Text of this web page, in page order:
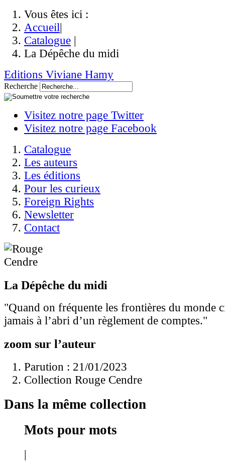
Vous êtes ici :
Accueil|
Catalogue |
La Dépêche du midi
Editions Viviane Hamy
Recherche
Visitez notre page Twitter
Visitez notre page Facebook
Catalogue
Les auteurs
Les éditions
Pour les curieux
Foreign Rights
Newsletter
Contact
La Dépêche du midi
"Quand on fréquente les frontières du monde
jamais à l’abri d’un règlement de comptes."
zoom sur l’auteur
Parution : 21/01/2023
Collection Rouge Cendre
Dans la même collection
Mots pour mots
|